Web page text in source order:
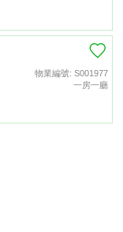
物業編號: S001977
一房一廳